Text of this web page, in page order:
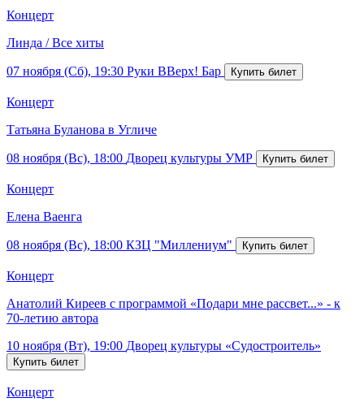
Концерт
Линда / Все хиты
07 ноября (Сб), 19:30 Руки ВВерх! Бар
Концерт
Татьяна Буланова в Угличе
08 ноября (Вс), 18:00 Дворец культуры УМР
Концерт
Елена Ваенга
08 ноября (Вс), 18:00 КЗЦ "Миллениум"
Концерт
Анатолий Киреев с программой «Подари мне рассвет...» - к
70-летию автора
10 ноября (Вт), 19:00 Дворец культуры «Судостроитель»
Концерт